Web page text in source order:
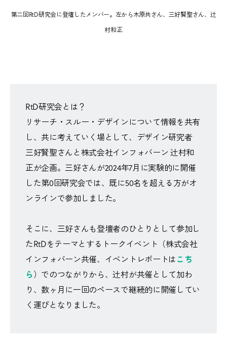
第二回RtD研究会に登壇したメンバー。左から木原共さん、三好賢聖さん、辻
村和正
RtD研究会とは？
リサーチ・スルー・デザインについて情報を共有
し、共に考えていく場として、デザイン研究者
三好賢聖さんと株式会社インフォバーン 辻村和
正が企画。三好さんが2024年7月に実験的に開催
した第0回研究会では、既に50名を超える方がオ
ンラインで参加しました。
そこに、三好さんも登壇者のひとりとして参加し
たRtDをテーマとするトークイベント（株式会社
インフォバーン共催、イベントレポートはこち
ら）でのつながりから、辻村が共催として加わ
り、数ヶ月に一回のペースで継続的に開催してい
く運びとなりました。